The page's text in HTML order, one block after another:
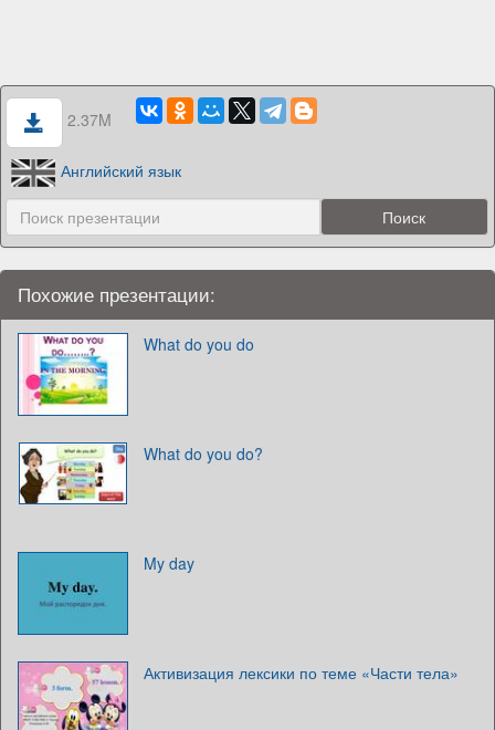
2.37M
Английский язык
Похожие презентации:
What do you do
What do you do?
My day
Активизация лексики по теме «Части тела»